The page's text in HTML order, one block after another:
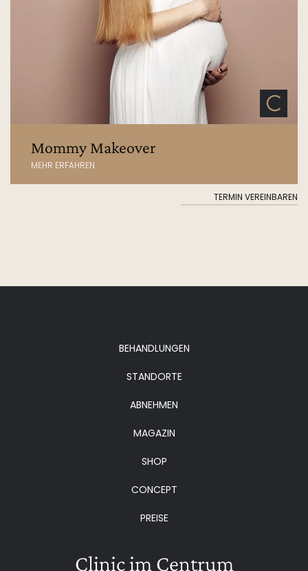
Mommy Makeover
MEHR ERFAHREN
TERMIN VEREINBAREN
BEHANDLUNGEN
STANDORTE
ABNEHMEN
MAGAZIN
SHOP
CONCEPT
PREISE
Clinic im Centrum